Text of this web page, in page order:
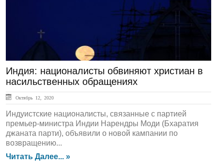
Индия: националисты обвиняют христиан в
насильственных обращениях
Октябрь 12, 2020
Индуистские националисты, связанные с партией
премьер-министра Индии Нарендры Моди (Бхаратия
джаната парти), объявили о новой кампании по
возвращению...
Читать Далее... »